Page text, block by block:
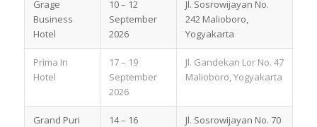
Grage
Business
Hotel
10 – 12
September
2026
Jl. Sosrowijayan No.
242 Malioboro,
Yogyakarta
Prima In
Hotel
17 – 19
September
2026
Jl. Gandekan Lor No. 47
Malioboro, Yogyakarta
Grand Puri
14 – 16
Jl. Sosrowijayan No. 70